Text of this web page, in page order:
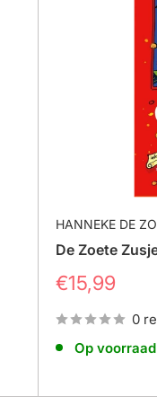
HANNEKE DE
De Zoete
Prijs
€15,99
0
Op voorraad